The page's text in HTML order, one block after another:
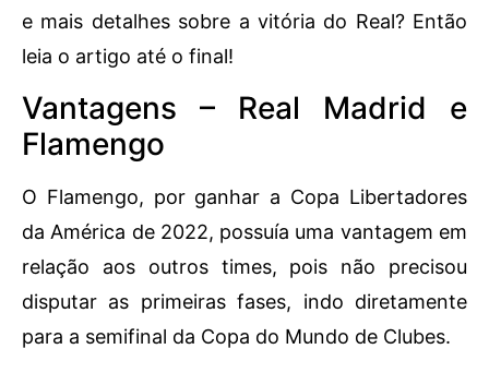
e mais detalhes sobre a vitória do Real? Então
leia o artigo até o final!
Vantagens – Real Madrid e
Flamengo
O Flamengo, por ganhar a Copa Libertadores
da América de 2022, possuía uma vantagem em
relação aos outros times, pois não precisou
disputar as primeiras fases, indo diretamente
para a semifinal da Copa do Mundo de Clubes.